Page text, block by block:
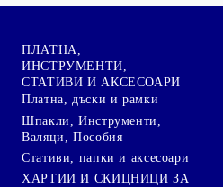
ПЛАТНА,
ИНСТРУМЕНТИ,
СТАТИВИ И АКСЕСОАРИ
Платна, дъски и рамки
Шпакли, Инструменти,
Валяци, Пособия
Стативи, папки и аксесоари
ХАРТИИ И СКИЦНИЦИ ЗА